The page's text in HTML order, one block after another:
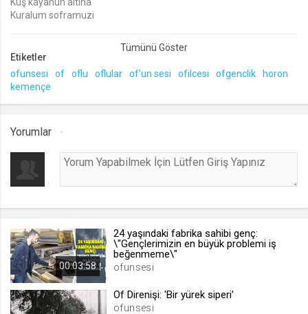
1 ay
Oturum verisini tutmak
1 gün
[hash]
.web.tv
Oturum doğrulama verisi
Kuralum soframuzi
Bir ateş yakacağum
Sevdamuzi harlasun
Ensun gökten yildizlar
Gözlerunde parlasun
Etiketler
ofunsesi
of oflu oflular of'un sesi ofilcesi ofgenclik
horon
kemençe
Yorumlar
00:03:58
24 yaşındaki fabrika sahibi genç:
\"Gençlerimizin en büyük problemi iş
beğenmeme\"
ofunsesi
Of Direnişi: 'Bir yürek siperi'
ofunsesi